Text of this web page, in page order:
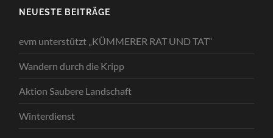
NEUESTE BEITRÄGE
evm unterstützt „KÜMMERER RAT UND TAT“
Wandern durch die Kripp
Aktion Saubere Landschaft
Winterdienst